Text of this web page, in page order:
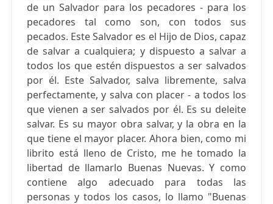
de un Salvador para los pecadores - para los
pecadores tal como son, con todos sus
pecados. Este Salvador es el Hijo de Dios, capaz
de salvar a cualquiera; y dispuesto a salvar a
todos los que estén dispuestos a ser salvados
por él. Este Salvador, salva libremente, salva
perfectamente, y salva con placer - a todos los
que vienen a ser salvados por él. Es su deleite
salvar. Es su mayor obra salvar, y la obra en la
que tiene el mayor placer. Ahora bien, como mi
librito está lleno de Cristo, me he tomado la
libertad de llamarlo Buenas Nuevas. Y como
contiene algo adecuado para todas las
personas y todos los casos, lo llamo "Buenas